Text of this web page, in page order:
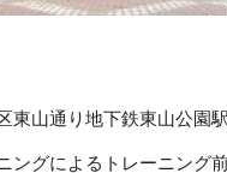
東山通り地下鉄東山公園
ングによるトレーニング